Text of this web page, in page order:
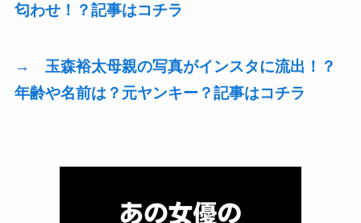
匂わせ！？記事はコチラ
→ 玉森裕太母親の写真がインスタに流出！？
年齢や名前は？元ヤンキー？記事はコチラ